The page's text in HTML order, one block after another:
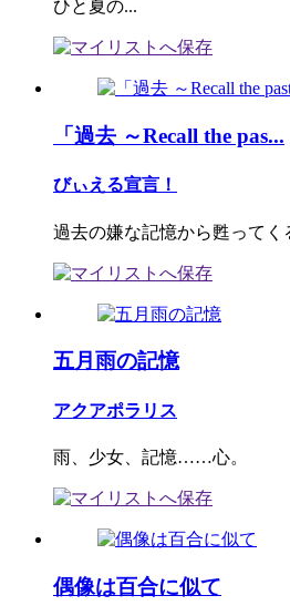
ひと夏の...
「過去 ～Recall the pas...
びぃえる宣言！
過去の嫌な記憶から甦って
五月雨の記憶
アクアポラリス
雨、少女、記憶……心。
偶像は百合に似て